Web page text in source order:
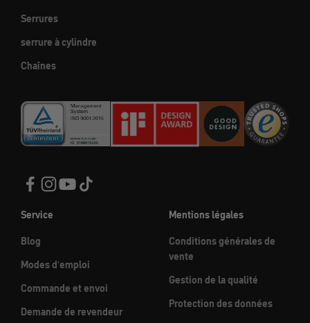
Serrures
serrure à cylindre
Chaînes
Service
Blog
Modes d'emploi
Commande et envoi
Demande de revendeur
Mentions légales
Conditions générales de
vente
Gestion de la qualité
Protection des données